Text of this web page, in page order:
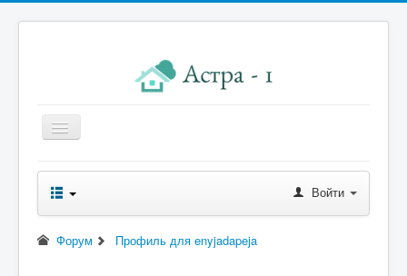
Главная
Новости правления
Начисления к оплате
Войти
Форум Профиль для enyjadapeja